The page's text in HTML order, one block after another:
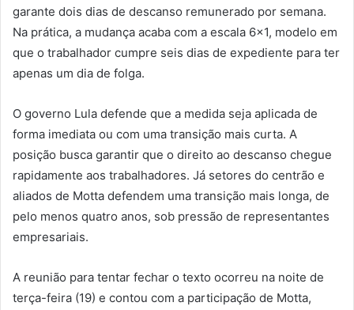
garante dois dias de descanso remunerado por semana.
Na prática, a mudança acaba com a escala 6×1, modelo em
que o trabalhador cumpre seis dias de expediente para ter
apenas um dia de folga.
O governo Lula defende que a medida seja aplicada de
forma imediata ou com uma transição mais curta. A
posição busca garantir que o direito ao descanso chegue
rapidamente aos trabalhadores. Já setores do centrão e
aliados de Motta defendem uma transição mais longa, de
pelo menos quatro anos, sob pressão de representantes
empresariais.
A reunião para tentar fechar o texto ocorreu na noite de
terça-feira (19) e contou com a participação de Motta,